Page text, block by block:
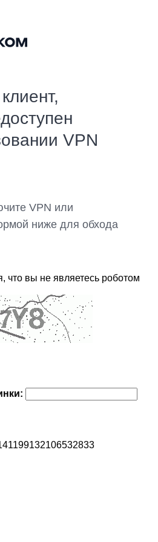
VPN
VPN или
ниже для обхода
что вы не являетесь роботом